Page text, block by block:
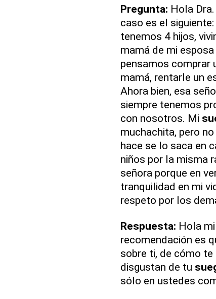
Pregunta: Hola
caso es el
tenemos 4 hijos,
mamá de mi
pensamos comprar
mamá, rentarle un
Ahora bien, esa
siempre tenemos
con nosotros. Mi
muchachita, pero
hace se lo saca en
niños por la misma
señora porque en
tranquilidad en mi
respeto por los
Respuesta: Hola
recomendación es
sobre ti, de cómo
disgustan de tu
sólo en ustedes